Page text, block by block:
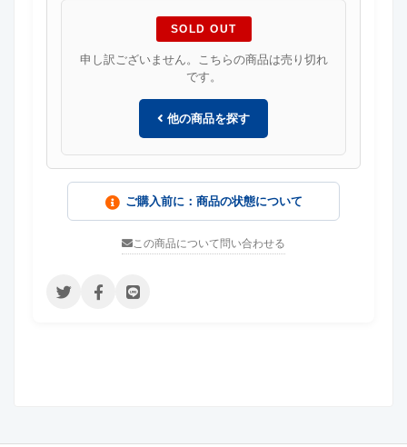
SOLD OUT
申し訳ございません。こちらの商品は売り切れ
です。
他の商品を探す
ご購入前に：商品の状態について
この商品について問い合わせる